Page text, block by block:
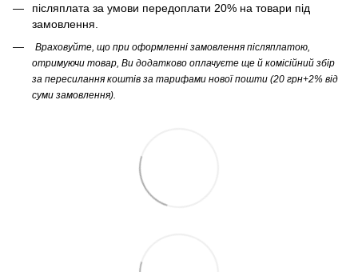
післяплата за умови передоплати 20% на товари під
замовлення.
Враховуйте, що при оформленні замовлення післяплатою,
отримуючи товар, Ви додатково оплачуєте ще й комісійний збір
за пересилання коштів за тарифами нової пошти (20 грн+2% від
суми замовлення).